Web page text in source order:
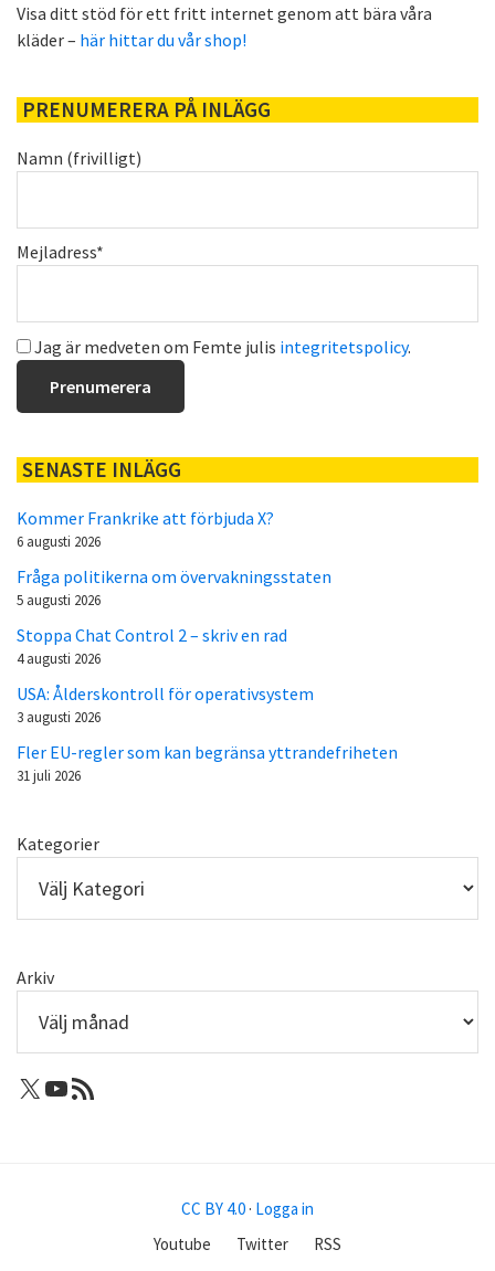
Visa ditt stöd för ett fritt internet genom att bära våra
kläder – här hittar du vår shop!
PRENUMERERA PÅ INLÄGG
Namn (frivilligt)
Mejladress*
Jag är medveten om Femte julis integritetspolicy.
SENASTE INLÄGG
Kommer Frankrike att förbjuda X?
6 augusti 2026
Fråga politikerna om övervakningsstaten
5 augusti 2026
Stoppa Chat Control 2 – skriv en rad
4 augusti 2026
USA: Ålderskontroll för operativsystem
3 augusti 2026
Fler EU-regler som kan begränsa yttrandefriheten
31 juli 2026
Kategorier
Arkiv
X: Femtejuli
Youtube
RSS-flöde
CC BY 4.0 · Logga in
Youtube
Twitter RSS